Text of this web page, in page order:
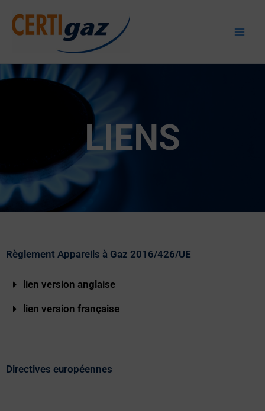
LIENS
Règlement Appareils à Gaz 2016/426/UE
lien version anglaise
lien version française
Directives européennes